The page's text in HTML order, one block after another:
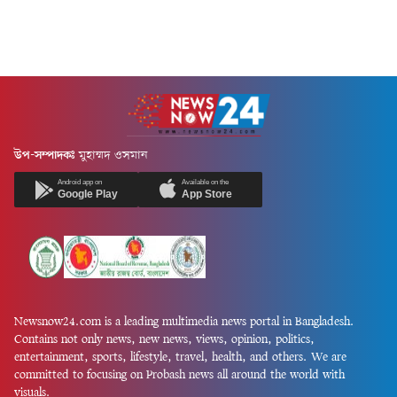
উপ-সম্পাদকঃ মুহাম্মদ ওসমান
Android app on
Google Play
Available on the
App Store
Newsnow24.com is a leading multimedia news portal in Bangladesh.
Contains not only news, new news, views, opinion, politics,
entertainment, sports, lifestyle, travel, health, and others. We are
committed to focusing on Probash news all around the world with
visuals.